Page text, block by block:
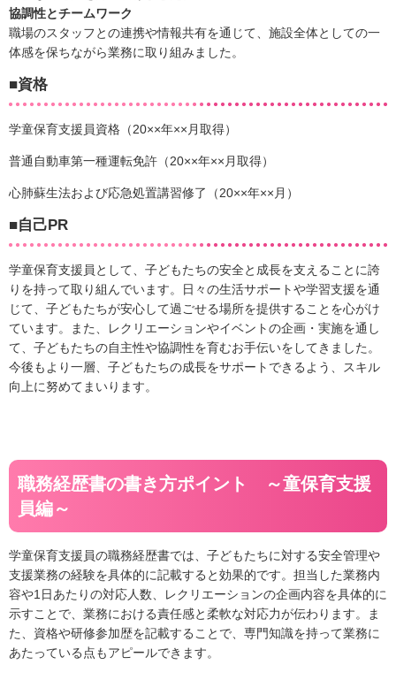
協調性とチームワーク
職場のスタッフとの連携や情報共有を通じて、施設全体としての一
体感を保ちながら業務に取り組みました。
■資格
学童保育支援員資格（20××年××月取得）
普通自動車第一種運転免許（20××年××月取得）
心肺蘇生法および応急処置講習修了（20××年××月）
■自己PR
学童保育支援員として、子どもたちの安全と成長を支えることに誇
りを持って取り組んでいます。日々の生活サポートや学習支援を通
じて、子どもたちが安心して過ごせる場所を提供することを心がけ
ています。また、レクリエーションやイベントの企画・実施を通し
て、子どもたちの自主性や協調性を育むお手伝いをしてきました。
今後もより一層、子どもたちの成長をサポートできるよう、スキル
向上に努めてまいります。
職務経歴書の書き方ポイント ～童保育支援
員編～
学童保育支援員の職務経歴書では、子どもたちに対する安全管理や
支援業務の経験を具体的に記載すると効果的です。担当した業務内
容や1日あたりの対応人数、レクリエーションの企画内容を具体的に
示すことで、業務における責任感と柔軟な対応力が伝わります。ま
た、資格や研修参加歴を記載することで、専門知識を持って業務に
あたっている点もアピールできます。